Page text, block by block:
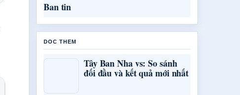
Ban tin
DOC THEM
Tây Ban Nha vs: So sánh
đối đầu và kết quả mới nhất